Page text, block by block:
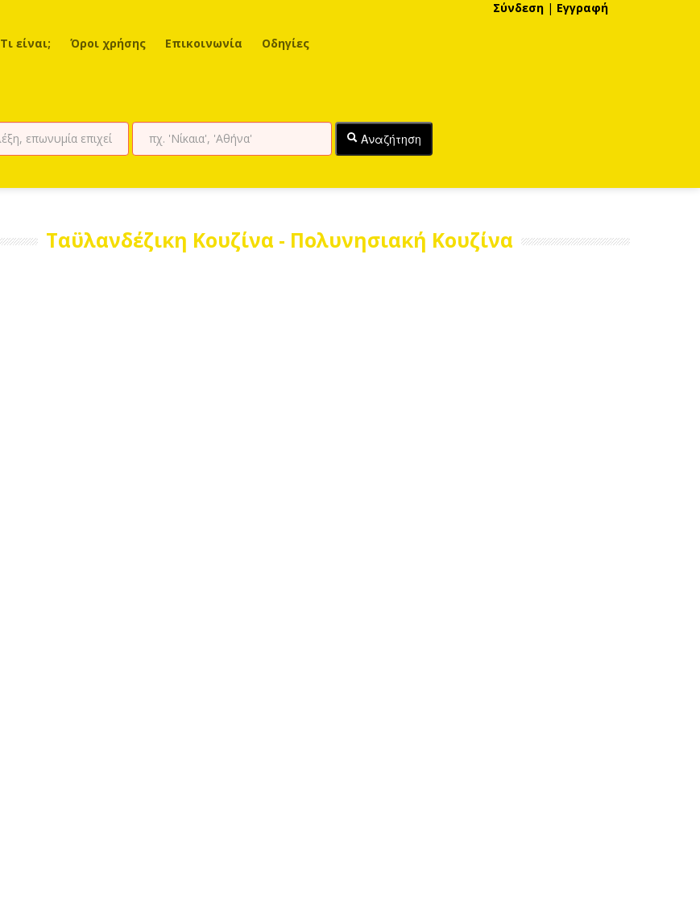
Τι είναι; Όροι χρήσης Επικοινωνία Οδηγίες
Σύνδεση | Εγγραφή
Αναζήτηση
Ταϋλανδέζικη Κουζίνα - Πολυνησιακή Κουζίνα